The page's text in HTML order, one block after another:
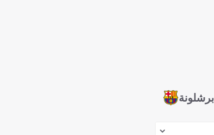
برشلونة